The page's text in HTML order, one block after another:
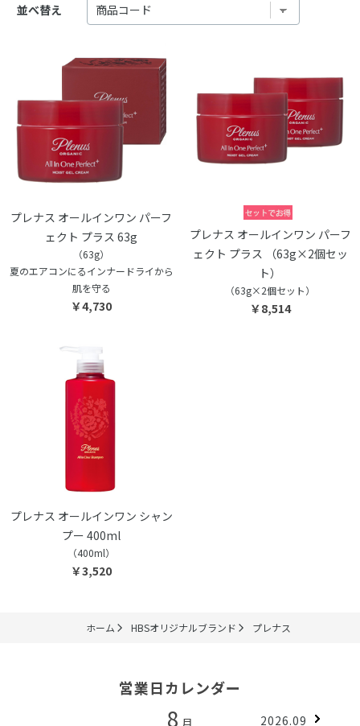
並べ替え
プレナス オールインワン パーフ
ェクト プラス 63g
（63g）
夏のエアコンにるインナードライから
肌を守る
￥4,730
プレナス オールインワン パーフ
ェクト プラス （63g×2個セッ
ト）
（63g×2個セット）
￥8,514
プレナス オールインワン シャン
プー 400ml
（400ml）
￥3,520
ホーム HBSオリジナルブランド プレナス
営業日カレンダー
8 2026.09